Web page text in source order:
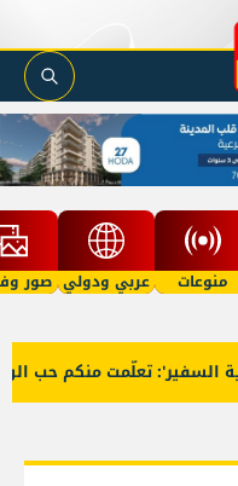
منوعات عربي ودولي صور
تعلّمت منكم حب الوطن